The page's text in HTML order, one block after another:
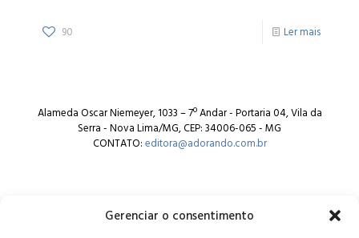
Gerenciar o consentimento
90 Ler mais
Alameda Oscar Niemeyer, 1033 – 7º Andar - Portaria 04, Vila da
Serra - Nova Lima/MG, CEP: 34006-065 - MG
CONTATO:editora@adorando.com.br